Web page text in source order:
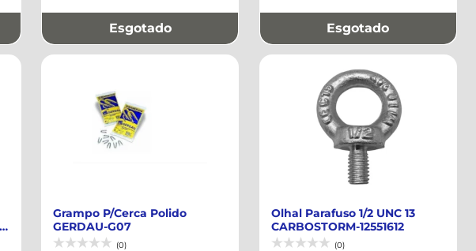
Esgotado Esgotado
Grampo P/Cerca Polido
GERDAU-G07
(0)
Olhal Parafuso 1/2 UNC 13
CARBOSTORM-12551612
(0)